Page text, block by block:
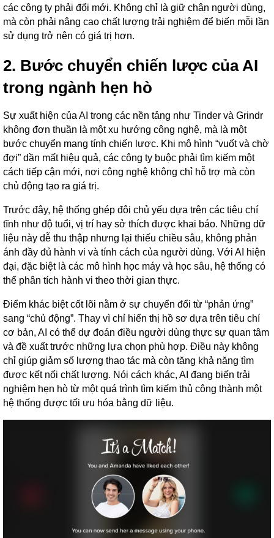
các công ty phải đổi mới. Không chỉ là giữ chân người dùng,
mà còn phải nâng cao chất lượng trải nghiệm để biến mỗi lần
sử dụng trở nên có giá trị hơn.
2. Bước chuyển chiến lược của AI
trong ngành hẹn hò
Sự xuất hiện của AI trong các nền tảng như Tinder và Grindr
không đơn thuần là một xu hướng công nghệ, mà là một
bước chuyển mang tính chiến lược. Khi mô hình “vuốt và chờ
đợi” dần mất hiệu quả, các công ty buộc phải tìm kiếm một
cách tiếp cận mới, nơi công nghệ không chỉ hỗ trợ mà còn
chủ động tạo ra giá trị.
Trước đây, hệ thống ghép đôi chủ yếu dựa trên các tiêu chí
tĩnh như độ tuổi, vị trí hay sở thích được khai báo. Những dữ
liệu này dễ thu thập nhưng lại thiếu chiều sâu, không phản
ánh đầy đủ hành vi và tính cách của người dùng. Với AI hiện
đại, đặc biệt là các mô hình học máy và học sâu, hệ thống có
thể phân tích hành vi theo thời gian thực.
Điểm khác biệt cốt lõi nằm ở sự chuyển đổi từ “phản ứng”
sang “chủ động”. Thay vì chỉ hiển thị hồ sơ dựa trên tiêu chí
cơ bản, AI có thể dự đoán điều người dùng thực sự quan tâm
và đề xuất trước những lựa chọn phù hợp. Điều này không
chỉ giúp giảm số lượng thao tác mà còn tăng khả năng tìm
được kết nối chất lượng. Nói cách khác, AI đang biến trải
nghiệm hẹn hò từ một quá trình tìm kiếm thủ công thành một
hệ thống được tối ưu hóa bằng dữ liệu.